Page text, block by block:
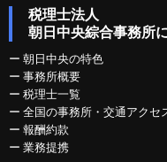
税理士法人
朝日中央綜合事務所
ー 朝日中央の特色
ー 事務所概要
ー 税理士一覧
ー 全国の事務所・交通アクセ
ー 報酬約款
ー 業務提携